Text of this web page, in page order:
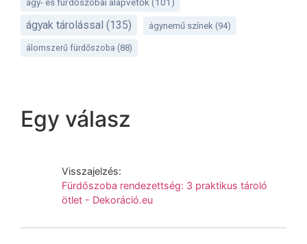
ágyak tárolással (135) ágynemű színek (94)
álomszerű fürdőszoba (88)
Egy válasz
Visszajelzés:
Fürdőszoba rendezettség: 3 praktikus tároló
ötlet - Dekoráció.eu